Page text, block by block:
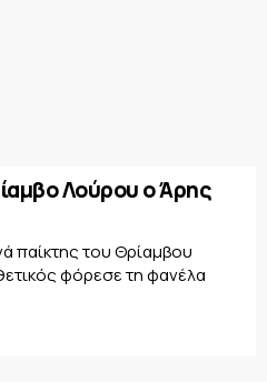
Λούρου ο Άρης
παίκτης του Θρίαμβου
φόρεσε τη φανέλα